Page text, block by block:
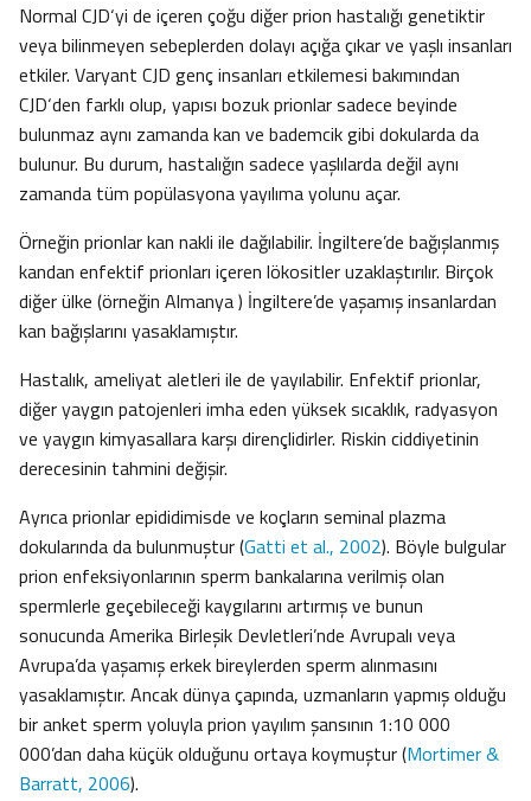
Normal CJD‘yi de içeren çoğu diğer prion hastalığı genetiktir
veya bilinmeyen sebeplerden dolayı açığa çıkar ve yaşlı insanları
etkiler. Varyant CJD genç insanları etkilemesi bakımından
CJD‘den farklı olup, yapısı bozuk prionlar sadece beyinde
bulunmaz aynı zamanda kan ve bademcik gibi dokularda da
bulunur. Bu durum, hastalığın sadece yaşlılarda değil aynı
zamanda tüm popülasyona yayılıma yolunu açar.
Örneğin prionlar kan nakli ile dağılabilir. İngiltere’de bağışlanmış
kandan enfektif prionları içeren lökositler uzaklaştırılır. Birçok
diğer ülke (örneğin Almanya ) İngiltere’de yaşamış insanlardan
kan bağışlarını yasaklamıştır.
Hastalık, ameliyat aletleri ile de yayılabilir. Enfektif prionlar,
diğer yaygın patojenleri imha eden yüksek sıcaklık, radyasyon
ve yaygın kimyasallara karşı dirençlidirler. Riskin ciddiyetinin
derecesinin tahmini değişir.
Ayrıca prionlar epididimisde ve koçların seminal plazma
dokularında da bulunmuştur (Gatti et al., 2002). Böyle bulgular
prion enfeksiyonlarının sperm bankalarına verilmiş olan
spermlerle geçebileceği kaygılarını artırmış ve bunun
sonucunda Amerika Birleşik Devletleri’nde Avrupalı veya
Avrupa’da yaşamış erkek bireylerden sperm alınmasını
yasaklamıştır. Ancak dünya çapında, uzmanların yapmış olduğu
bir anket sperm yoluyla prion yayılım şansının 1:10 000
000’dan daha küçük olduğunu ortaya koymuştur (Mortimer &
Barratt, 2006).